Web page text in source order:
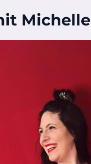
Michelle